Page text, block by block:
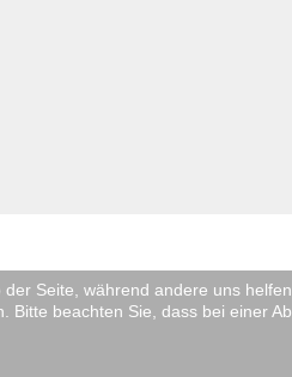
Seite, während andere uns
beachten Sie, dass bei einer